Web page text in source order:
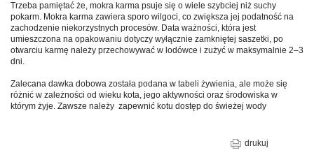
Trzeba pamiętać że, mokra karma psuje się o wiele szybciej niż suchy
pokarm. Mokra karma zawiera sporo wilgoci, co zwiększa jej podatność na
zachodzenie niekorzystnych procesów. Data ważności, która jest
umieszczona na opakowaniu dotyczy wyłącznie zamkniętej saszetki, po
otwarciu karmę należy przechowywać w lodówce i zużyć w maksymalnie 2–3
dni.
Zalecana dawka dobowa została podana w tabeli żywienia, ale może się
różnić w zależności od wieku kota, jego aktywności oraz środowiska w
którym żyje. Zawsze należy zapewnić kotu dostęp do świeżej wody
drukuj